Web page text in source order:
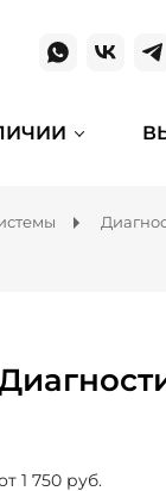
1 750 руб.